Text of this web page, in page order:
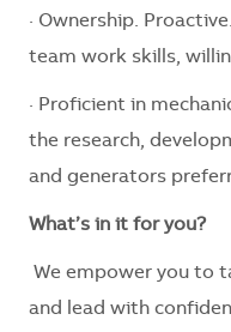
· Ownership.
team work skills,
· Proficient in
the research,
and generators
What’s in it for you?
We empower you to
and lead with